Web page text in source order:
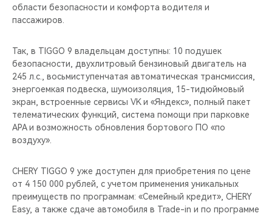
области безопасности и комфорта водителя и
пассажиров.
Так, в TIGGO 9 владельцам доступны: 10 подушек
безопасности, двухлитровый бензиновый двигатель на
245 л.с., восьмиступенчатая автоматическая трансмиссия,
энергоемкая подвеска, шумоизоляция, 15-тидюймовый
экран, встроенные сервисы VK и «Яндекс», полный пакет
телематических функций, система помощи при парковке
APA и возможность обновления бортового ПО «по
воздуху».
CHERY TIGGO 9 уже доступен для приобретения по цене
от 4 150 000 рублей, с учетом применения уникальных
преимуществ по программам: «Семейный кредит», CHERY
Easy, а также сдаче автомобиля в Trade-in и по программе